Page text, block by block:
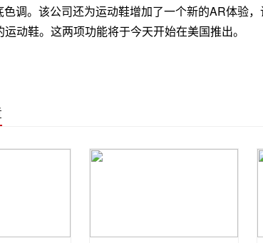
调。该公司还为运动鞋增加了一个新的AR体验，
动鞋。这两项功能将于今天开始在美国推出。